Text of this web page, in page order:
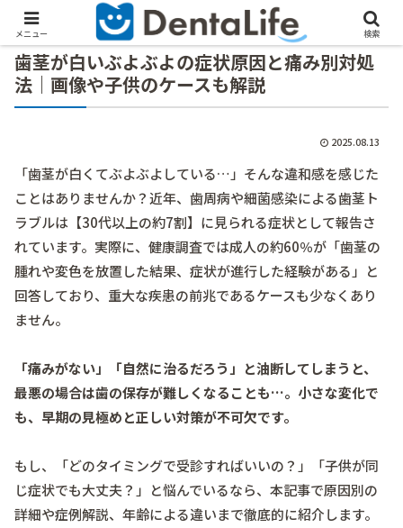
歯茎が白いぶよぶよの症状原因と痛み別対処
法｜画像や子供のケースも解説
2025.08.13
「歯茎が白くてぶよぶよしている…」そんな違和感を感じた
ことはありませんか？近年、歯周病や細菌感染による歯茎ト
ラブルは【30代以上の約7割】に見られる症状として報告さ
れています。実際に、健康調査では成人の約60％が「歯茎の
腫れや変色を放置した結果、症状が進行した経験がある」と
回答しており、重大な疾患の前兆であるケースも少なくあり
ません。
「痛みがない」「自然に治るだろう」と油断してしまうと、
最悪の場合は歯の保存が難しくなることも…。小さな変化で
も、早期の見極めと正しい対策が不可欠です。
もし、「どのタイミングで受診すればいいの？」「子供が同
じ症状でも大丈夫？」と悩んでいるなら、本記事で原因別の
詳細や症例解説、年齢による違いまで徹底的に紹介します。
メニュー 検索